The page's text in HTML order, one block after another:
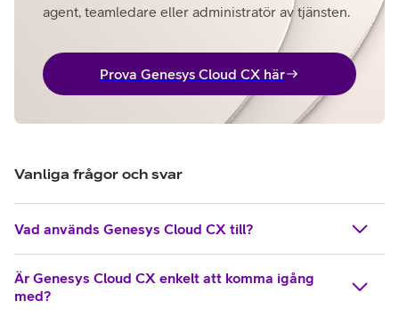
agent, teamledare eller administratör av tjänsten.
Prova Genesys Cloud CX här
Vanliga frågor och svar
Vad används Genesys Cloud CX till?
Är Genesys Cloud CX enkelt att komma igång
med?